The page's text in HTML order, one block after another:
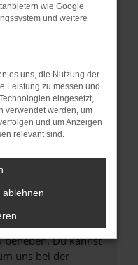
und dein
neuesten Stand
nur ein
auch dazu
nicht mehr
Schritte versucht
werden
beheben. Du kannst
uns bei der
wie Google
und weitere
es uns, die Nutzung der
Leistung zu messen und
eingesetzt,
verwendet werden, um
und um Anzeigen
relevant sind.
ablehnen